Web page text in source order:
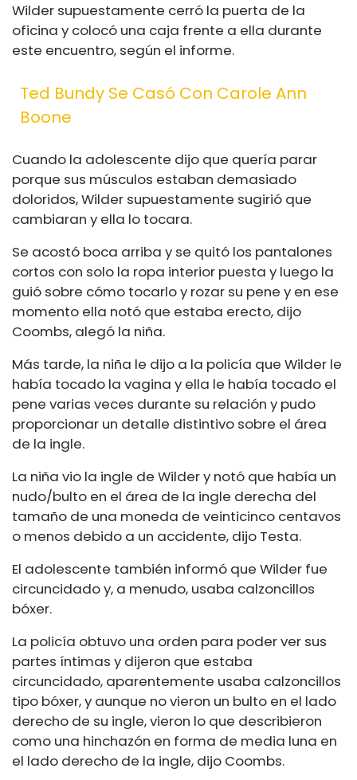
Wilder supuestamente cerró la puerta de la
oficina y colocó una caja frente a ella durante
este encuentro, según el informe.
Ted Bundy Se Casó Con Carole Ann
Boone
Cuando la adolescente dijo que quería parar
porque sus músculos estaban demasiado
doloridos, Wilder supuestamente sugirió que
cambiaran y ella lo tocara.
Se acostó boca arriba y se quitó los pantalones
cortos con solo la ropa interior puesta y luego la
guió sobre cómo tocarlo y rozar su pene y en ese
momento ella notó que estaba erecto, dijo
Coombs, alegó la niña.
Más tarde, la niña le dijo a la policía que Wilder le
había tocado la vagina y ella le había tocado el
pene varias veces durante su relación y pudo
proporcionar un detalle distintivo sobre el área
de la ingle.
La niña vio la ingle de Wilder y notó que había un
nudo/bulto en el área de la ingle derecha del
tamaño de una moneda de veinticinco centavos
o menos debido a un accidente, dijo Testa.
El adolescente también informó que Wilder fue
circuncidado y, a menudo, usaba calzoncillos
bóxer.
La policía obtuvo una orden para poder ver sus
partes íntimas y dijeron que estaba
circuncidado, aparentemente usaba calzoncillos
tipo bóxer, y aunque no vieron un bulto en el lado
derecho de su ingle, vieron lo que describieron
como una hinchazón en forma de media luna en
el lado derecho de la ingle, dijo Coombs.